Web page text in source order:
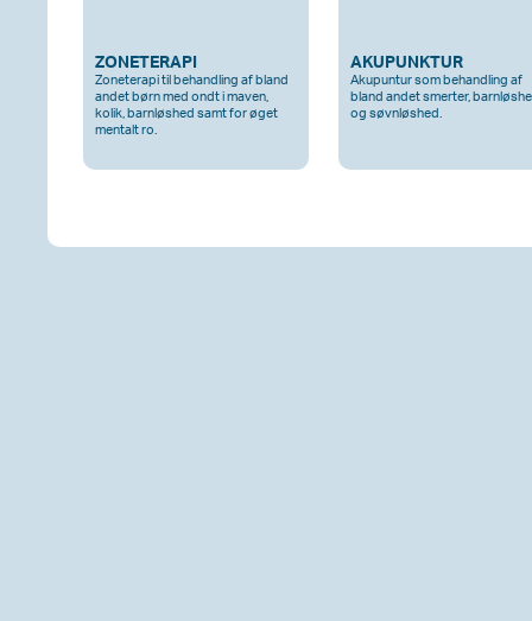
ZONETERAPI
Zoneterapi til behandling af bland
andet børn med ondt i maven,
kolik, barnløshed samt for øget
mentalt ro.
AKUPUNKTUR
Akupuntur som behandling af
bland andet smerter,
og søvnløshed.